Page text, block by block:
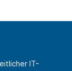
IT-